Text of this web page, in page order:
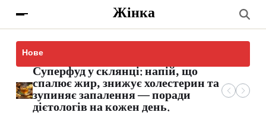
Жінка
Нове
Гардероб на роки: які речі ніколи
не виходять з моди та чому їх не
варто викидати вже зараз
Суперфуд у склянці: напій, що
спалює жир, знижує холестерин та
зупиняє запалення — поради
дієтологів на кожен день.
Секрети ідеальної печені: як
правильно тушкувати картоплю з
куркою, щоб м’ясо було ніжним, а
овочі танули в роті
Пастка ввічливості ChatGPT:
чому надмірна підтримка ШІ
обмежує ваш розвиток та
викривлює реальність